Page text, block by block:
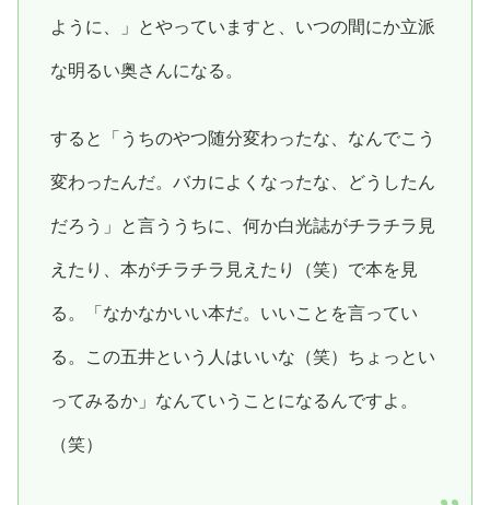
ように、」とやっていますと、いつの間にか立派
な明るい奥さんになる。
すると「うちのやつ随分変わったな、なんでこう
変わったんだ。バカによくなったな、どうしたん
だろう」と言ううちに、何か白光誌がチラチラ見
えたり、本がチラチラ見えたり（笑）で本を見
る。「なかなかいい本だ。いいことを言ってい
る。この五井という人はいいな（笑）ちょっとい
ってみるか」なんていうことになるんですよ。
（笑）